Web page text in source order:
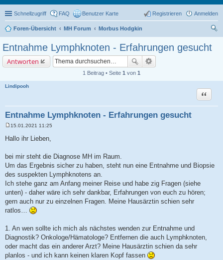
Schnellzugriff FAQ Benutzer Karte Anmelden
Registrieren
Foren-Übersicht MH Forum
Morbus Hodgkin
Entnahme Lymphknoten - Erfahrungen gesucht
Antworten
1 Beitrag • Seite 1 von 1
Lindipooh
Entnahme Lymphknoten - Erfahrungen gesucht
Zitat
e
i
a
g
15.01.2021 11:25
Hallo ihr Lieben,
bei mir steht die Diagnose MH im Raum.
Um das Ergebnis sicher zu haben, steht nun eine Entnahme und Biopsie
des suspekten Lymphknotens an.
Ich stehe ganz am Anfang meiner Reise und habe zig Fragen (siehe
unten) - daher wäre ich sehr dankbar, Erfahrungen von euch zu hören;
gern auch nur zu einzelnen Fragen. Meine Hausärztin schien sehr
ratlos…
1. An wen sollte ich mich als nächstes wenden zur Entnahme und
Diagnostik? Onkologe/Hämatologe? Entfernen die auch Lymphknoten,
oder macht das ein anderer Arzt? Meine Hausärztin schien da sehr
planlos - und ich kann keinen klaren Kopf fassen